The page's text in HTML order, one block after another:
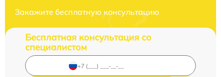
Закажите бесплатную консультацию
Бесплатная консультация со
специалистом